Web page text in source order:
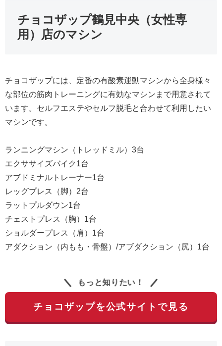
チョコザップ鶴見中央（女性専
用）店のマシン
チョコザップには、定番の有酸素運動マシンから全身様々
な部位の筋肉トレーニングに有効なマシンまで用意されて
います。セルフエステやセルフ脱毛と合わせて利用したい
マシンです。
ランニングマシン（トレッドミル）3台
エクササイズバイク1台
アブドミナルトレーナー1台
レッグプレス（脚）2台
ラットプルダウン1台
チェストプレス（胸）1台
ショルダープレス（肩）1台
アダクション（内もも・骨盤）/アブダクション（尻）1台
もっと知りたい！
チョコザップを公式サイトで見る